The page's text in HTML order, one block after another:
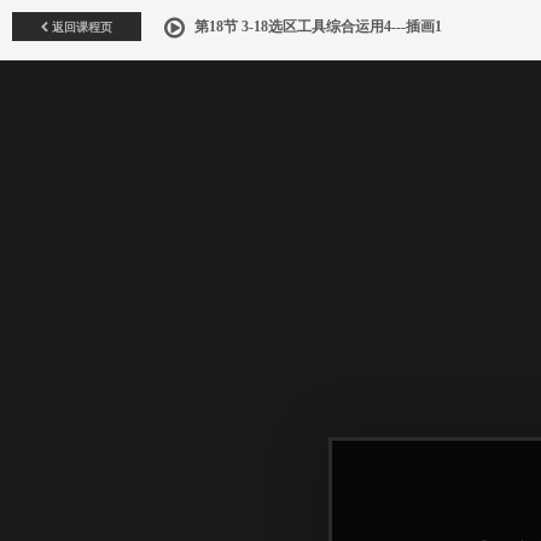
返回课程页 第18节 3-18选区工具综合运用4---插画1